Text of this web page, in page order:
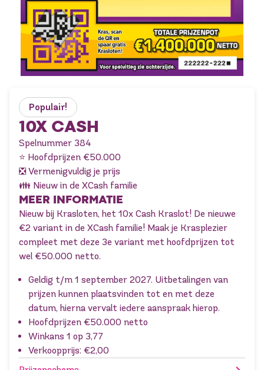
Populair!
10X CASH
Spelnummer 384
⭐ Hoofdprijzen €50.000
❎ Vermenigvuldig je prijs
👪 Nieuw in de XCash familie
MEER INFORMATIE
Nieuw bij Krasloten, het 10x Cash Kraslot! De nieuwe
€2 variant in de XCash familie! Maak je Krasplezier
compleet met deze 3e variant met hoofdprijzen tot
wel €50.000 netto.
Geldig t/m 1 september 2027. Uitbetalingen van
prijzen kunnen plaatsvinden tot en met deze
datum, hierna vervalt iedere aanspraak hierop.
Hoofdprijzen €50.000 netto
Winkans 1 op 3,77
Verkoopprijs: €2,00